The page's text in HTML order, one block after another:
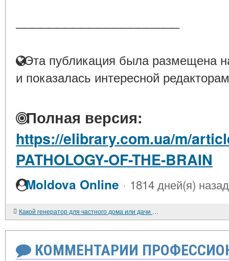
Эта публикация была размещена
и показалась интересной
Полная версия:
https://elibrary.com.ua/m/
PATHOLOGY-OF-THE-BRAIN
Moldova Online · 1814 дней(я) назад
Какой генератор для частного дома или дачи лучше: бензиновый или дизельный
КОММЕНТАРИИ